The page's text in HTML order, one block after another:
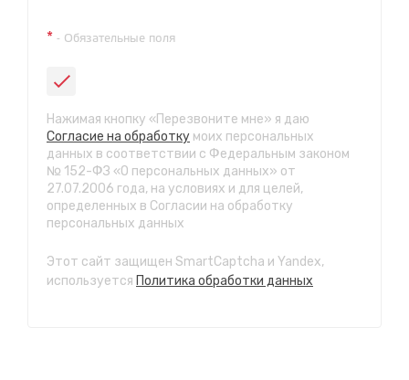
ул. Пригородная 1/1 (при выезде из города в сторону
СТО "Байкальская"
ул.Байкальская, 58г
с 7.00 до 23.30, без выходных
СТО "Марата"
ул. Рабочего штаба, 96
с 7.00 до 21.30, без выходных
СТО "Ново-Ленино"
ул. Розы Люксембург, 97
* - Обязательные поля
Нажимая кнопку «Перезвоните мне» я даю
Согласие на обработку моих персональных
данных в соответствии с Федеральным законом
№ 152-ФЗ «О персональных данных» от
27.07.2006 года, на условиях и для целей,
определенных в Согласии на обработку
персональных данных
Этот сайт защищен SmartCaptcha и Yandex,
используется Политика обработки данных